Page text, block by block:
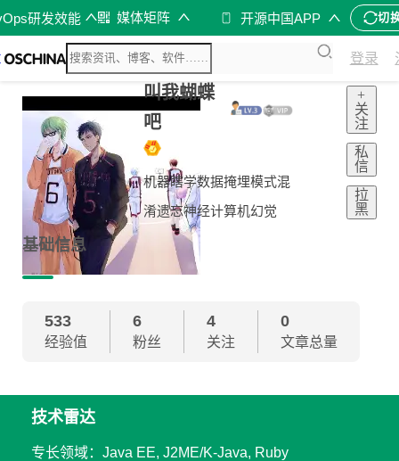
研发效能 媒体矩阵 开源中国APP 切
登录
叫我蝴蝶
吧
机器瞎学数据掩埋模式混
淆遗忘神经计算机幻觉
+
关
注
私
信
拉
黑
基础信息
533
经验值
6
粉丝
4
关注
0
文章总量
技术雷达
专长领域：Java EE, J2ME/K-Java, Ruby